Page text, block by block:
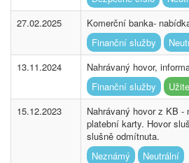
27.02.2025
Komerční banka-
Finanční služby
13.11.2024
Nahrávaný hovor,
Finanční služby
15.12.2023
Nahrávaný hovor z KB
platební karty. Hovor
slušně odmítnuta.
Neznámý
Neutrální